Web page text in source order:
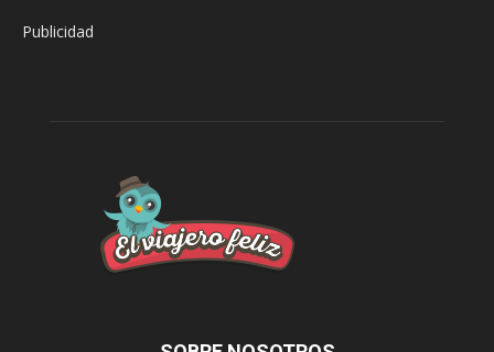
Publicidad